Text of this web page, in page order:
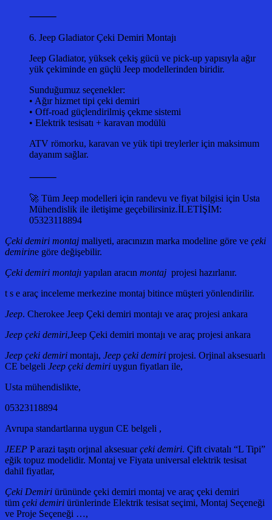
⸻
6. Jeep Gladiator Çeki Demiri Montajı
Jeep Gladiator, yüksek çekiş gücü ve pick-up yapısıyla ağır
yük çekiminde en güçlü Jeep modellerinden biridir.
Sunduğumuz seçenekler:
• Ağır hizmet tipi çeki demiri
• Off-road güçlendirilmiş çekme sistemi
• Elektrik tesisatı + karavan modülü
ATV römorku, karavan ve yük tipi treylerler için maksimum
dayanım sağlar.
⸻
🚀 Tüm Jeep modelleri için randevu ve fiyat bilgisi için Usta
Mühendislik ile iletişime geçebilirsiniz.İLETİŞİM:
05323118894
Çeki demiri montaj maliyeti, aracınızın marka modeline göre ve çeki
demirine göre değişebilir.
Çeki demiri montajı yapılan aracın montaj projesi hazırlanır.
t s e araç inceleme merkezine montaj bitince müşteri yönlendirilir.
Jeep. Cherokee Jeep Çeki demiri montajı ve araç projesi ankara
Jeep çeki demiri,Jeep Çeki demiri montajı ve araç projesi ankara
Jeep çeki demiri montajı, Jeep çeki demiri projesi. Orjinal aksesuarlı
CE belgeli Jeep çeki demiri uygun fiyatları ile,
Usta mühendislikte,
05323118894
Avrupa standartlarına uygun CE belgeli ,
JEEP P arazi taşıtı orjınal aksesuarçeki demiri. Çift civatalı “L Tipi”
eğik topuz modelidir. Montaj ve Fiyata universal elektrik tesisat
dahil fiyatlar,
Çeki Demiri ürününde çeki demiri montaj ve araç çeki demiri
tüm çeki demiri ürünlerinde Elektrik tesisat seçimi, Montaj Seçeneği
ve Proje Seçeneği …,